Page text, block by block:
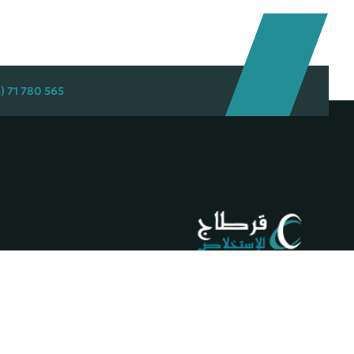
565 780 71 (216) +